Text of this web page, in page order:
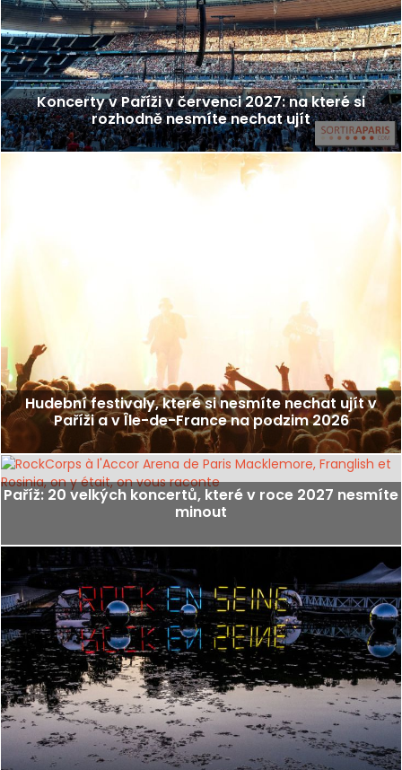
Koncerty v Paříži v červenci 2027: na které si
rozhodně nesmíte nechat ujít
Hudební festivaly, které si nesmíte nechat ujít v
Paříži a v Île-de-France na podzim 2026
Paříž: 20 velkých koncertů, které v roce 2027 nesmíte
minout